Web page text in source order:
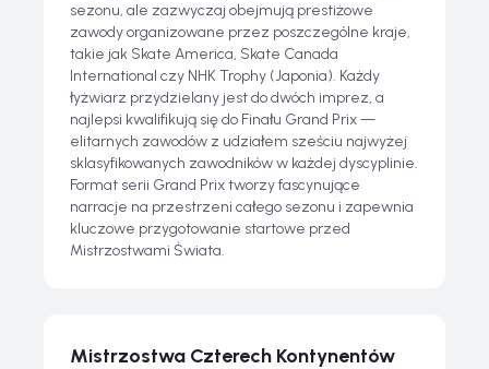
sezonu, ale zazwyczaj obejmują prestiżowe
zawody organizowane przez poszczególne kraje,
takie jak Skate America, Skate Canada
International czy NHK Trophy (Japonia). Każdy
łyżwiarz przydzielany jest do dwóch imprez, a
najlepsi kwalifikują się do Finału Grand Prix —
elitarnych zawodów z udziałem sześciu najwyżej
sklasyfikowanych zawodników w każdej dyscyplinie.
Format serii Grand Prix tworzy fascynujące
narracje na przestrzeni całego sezonu i zapewnia
kluczowe przygotowanie startowe przed
Mistrzostwami Świata.
Mistrzostwa Czterech Kontynentów